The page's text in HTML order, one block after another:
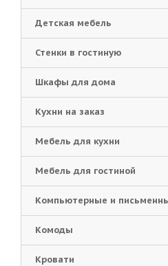
Детская мебель
Стенки в гостиную
Шкафы для дома
Кухни на заказ
Мебель для кухни
Мебель для гостиной
Компьютерные и
Комоды
Кровати